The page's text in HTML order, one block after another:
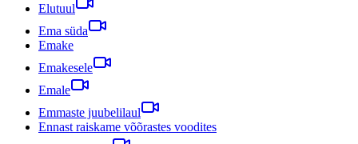
Elutuul
Ema süda
Emake
Emakesele
Emale
Emmaste juubelilaul
Ennast raiskame võõrastes voodites